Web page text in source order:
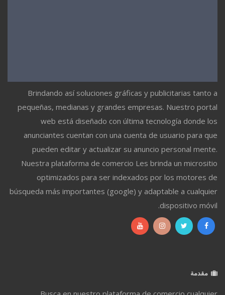
Brindando así soluciones gráficas y publicitarias tanto a
pequeñas, medianas y grandes empresas. Nuestro portal
web está diseñado con última tecnología donde los
anunciantes cuentan con una cuenta de usuario para que
pueden editar y actualizar su anuncio personal mente.
Nuestra plataforma de comercio Les brinda un micrositio
optimizados para ser indexados por los motores de
búsqueda más importantes (google) y adaptable a cualquier
dispositivo móvil.
مقدمة